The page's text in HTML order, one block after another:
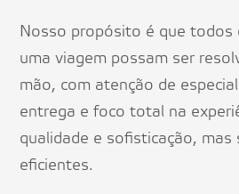
Nosso propósito é que todos
uma viagem possam ser
mão, com atenção de
entrega e foco total na
qualidade e sofisticação, mas
eficientes.